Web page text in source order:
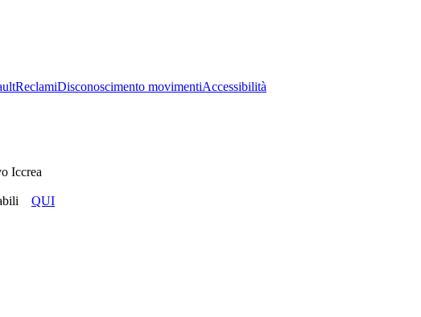
ReclamiDisconoscimento movimentiAccessibilità
Iccrea
QUI